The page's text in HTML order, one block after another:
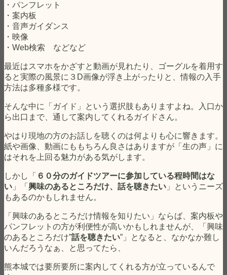
・パンフレット
・案内板
・音声ガイダンス
・映像
・Web検索 などなど
最近はスマホをかざすと動画が見れたり、ゴーグルを着用す
ると実際の風景に３D画像が浮き上がったりと、情報の入手
方法は多種多様です。
そんな中に「ガイド」という選択肢もありますよね。入口か
ら出口まで、通して案内してくれるガイドさん。
やはり現地の方のお話しを聴くのは何よりも心に響きます。
紙や画像、動画にももちろん良さはありますが「生の声」に
はそれを上回る魅力がある気がします。
しかし「 ６０分のガイドツアーに参加している程時間はな
い 」「 興味のあるところだけ、話を聴きたい 」というニーズ
もあるのかもしれません。
「興味のあるところだけ情報を知りたい」ならば、案内板や
パンフレットの方が利便性が高いかもしれませんが、「興味
のあるところだけ”話を聴きたい”」となると、なかなか難し
いんだろうなぁ、と思ってたら、
熊本城では要所要所に案内してくれる方が立っているんで